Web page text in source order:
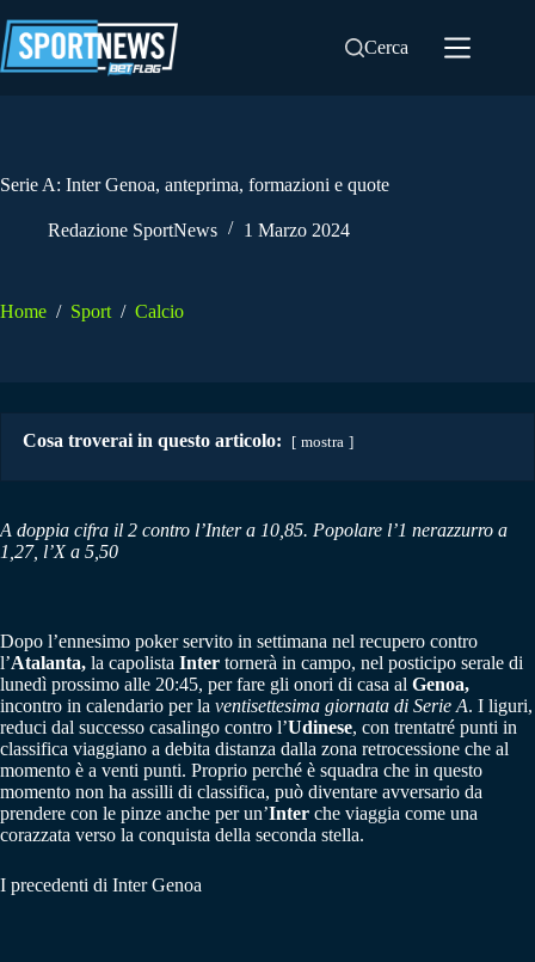
al
contenuto
Cerca
Serie A: Inter Genoa, anteprima, formazioni e quote
Redazione SportNews 1 Marzo 2024
Home / Sport / Calcio
Cosa troverai in questo articolo: mostra
A doppia cifra il 2 contro l’Inter a 10,85. Popolare l’1 nerazzurro a
1,27, l’X a 5,50
Dopo l’ennesimo poker servito in settimana nel recupero contro
l’Atalanta, la capolista Inter tornerà in campo, nel posticipo serale di
lunedì prossimo alle 20:45, per fare gli onori di casa al Genoa,
incontro in calendario per la ventisettesima giornata di Serie A. I liguri,
reduci dal successo casalingo contro l’Udinese, con trentatré punti in
classifica viaggiano a debita distanza dalla zona retrocessione che al
momento è a venti punti. Proprio perché è squadra che in questo
momento non ha assilli di classifica, può diventare avversario da
prendere con le pinze anche per un’Inter che viaggia come una
corazzata verso la conquista della seconda stella.
I precedenti di Inter Genoa